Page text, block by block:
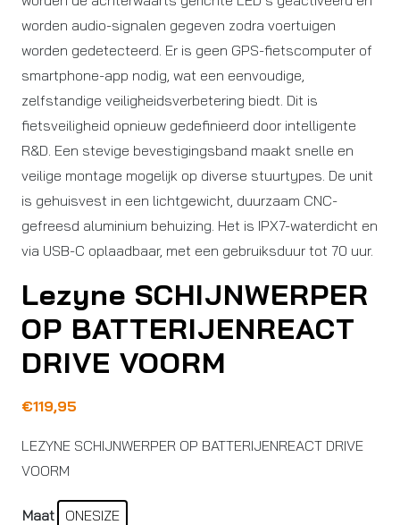
worden audio-signalen gegeven zodra voertuigen
worden gedetecteerd. Er is geen GPS-fietscomputer of
smartphone-app nodig, wat een eenvoudige,
zelfstandige veiligheidsverbetering biedt. Dit is
fietsveiligheid opnieuw gedefinieerd door intelligente
R&D. Een stevige bevestigingsband maakt snelle en
veilige montage mogelijk op diverse stuurtypes. De unit
is gehuisvest in een lichtgewicht, duurzaam CNC-
gefreesd aluminium behuizing. Het is IPX7-waterdicht en
via USB-C oplaadbaar, met een gebruiksduur tot 70 uur.
Lezyne SCHIJNWERPER
OP BATTERIJENREACT
DRIVE VOORM
€119,95
LEZYNE SCHIJNWERPER OP BATTERIJENREACT DRIVE
VOORM
Maat ONESIZE